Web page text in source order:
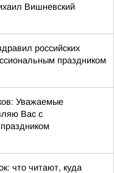
Вишневский
российских
праздником
Уважаемые
Вас с
что читают, куда